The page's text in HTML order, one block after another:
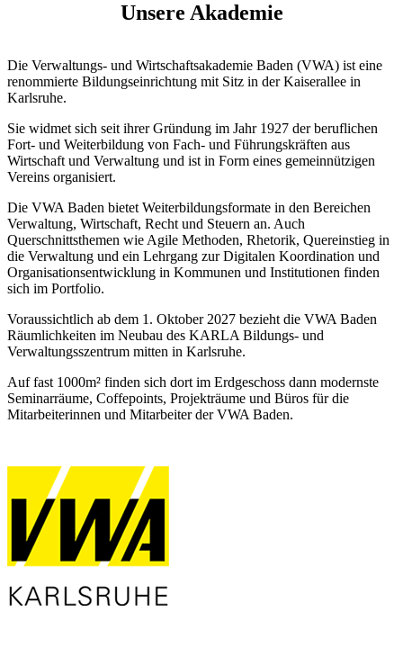
Unsere Akademie
Die Verwaltungs- und Wirtschaftsakademie Baden (VWA) ist eine
renommierte Bildungseinrichtung mit Sitz in der Kaiserallee in
Karlsruhe.
Sie widmet sich seit ihrer Gründung im Jahr 1927 der beruflichen
Fort- und Weiterbildung von Fach- und Führungskräften aus
Wirtschaft und Verwaltung und ist in Form eines gemeinnützigen
Vereins organisiert.
Die VWA Baden bietet Weiterbildungsformate in den Bereichen
Verwaltung, Wirtschaft, Recht und Steuern an. Auch
Querschnittsthemen wie Agile Methoden, Rhetorik, Quereinstieg in
die Verwaltung und ein Lehrgang zur Digitalen Koordination und
Organisationsentwicklung in Kommunen und Institutionen finden
sich im Portfolio.
Voraussichtlich ab dem 1. Oktober 2027 bezieht die VWA Baden
Räumlichkeiten im Neubau des KARLA Bildungs- und
Verwaltungsszentrum mitten in Karlsruhe.
Auf fast 1000m² finden sich dort im Erdgeschoss dann modernste
Seminarräume, Coffepoints, Projekträume und Büros für die
Mitarbeiterinnen und Mitarbeiter der VWA Baden.